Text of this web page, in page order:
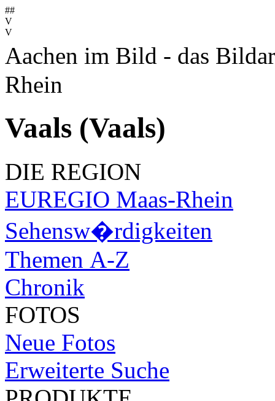
##
V
V
Aachen im Bild - das
Rhein
Vaals (Vaals)
DIE REGION
EUREGIO Maas-Rhein
Sehensw�rdigkeiten
Themen A-Z
Chronik
FOTOS
Neue Fotos
Erweiterte Suche